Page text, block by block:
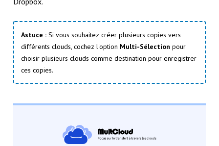
Astuce :Si vous souhaitez créer plusieurs copies vers
différents clouds, cochez l'option Multi-Sélection pour
choisir plusieurs clouds comme destination pour enregistrer
ces copies.